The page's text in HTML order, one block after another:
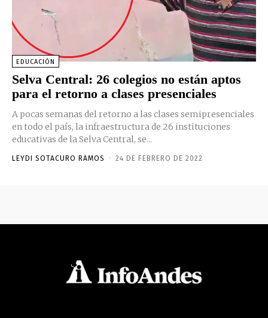
EDUCACIÓN
Selva Central: 26 colegios no están aptos
para el retorno a clases presenciales
A pocas semanas del retorno a las clases semipresenciales
en todo el país, la infraestructura de 26 instituciones
educativas de la Selva Central, se...
LEYDI SOTACURO RAMOS - 24 DE FEBRERO DE 2022